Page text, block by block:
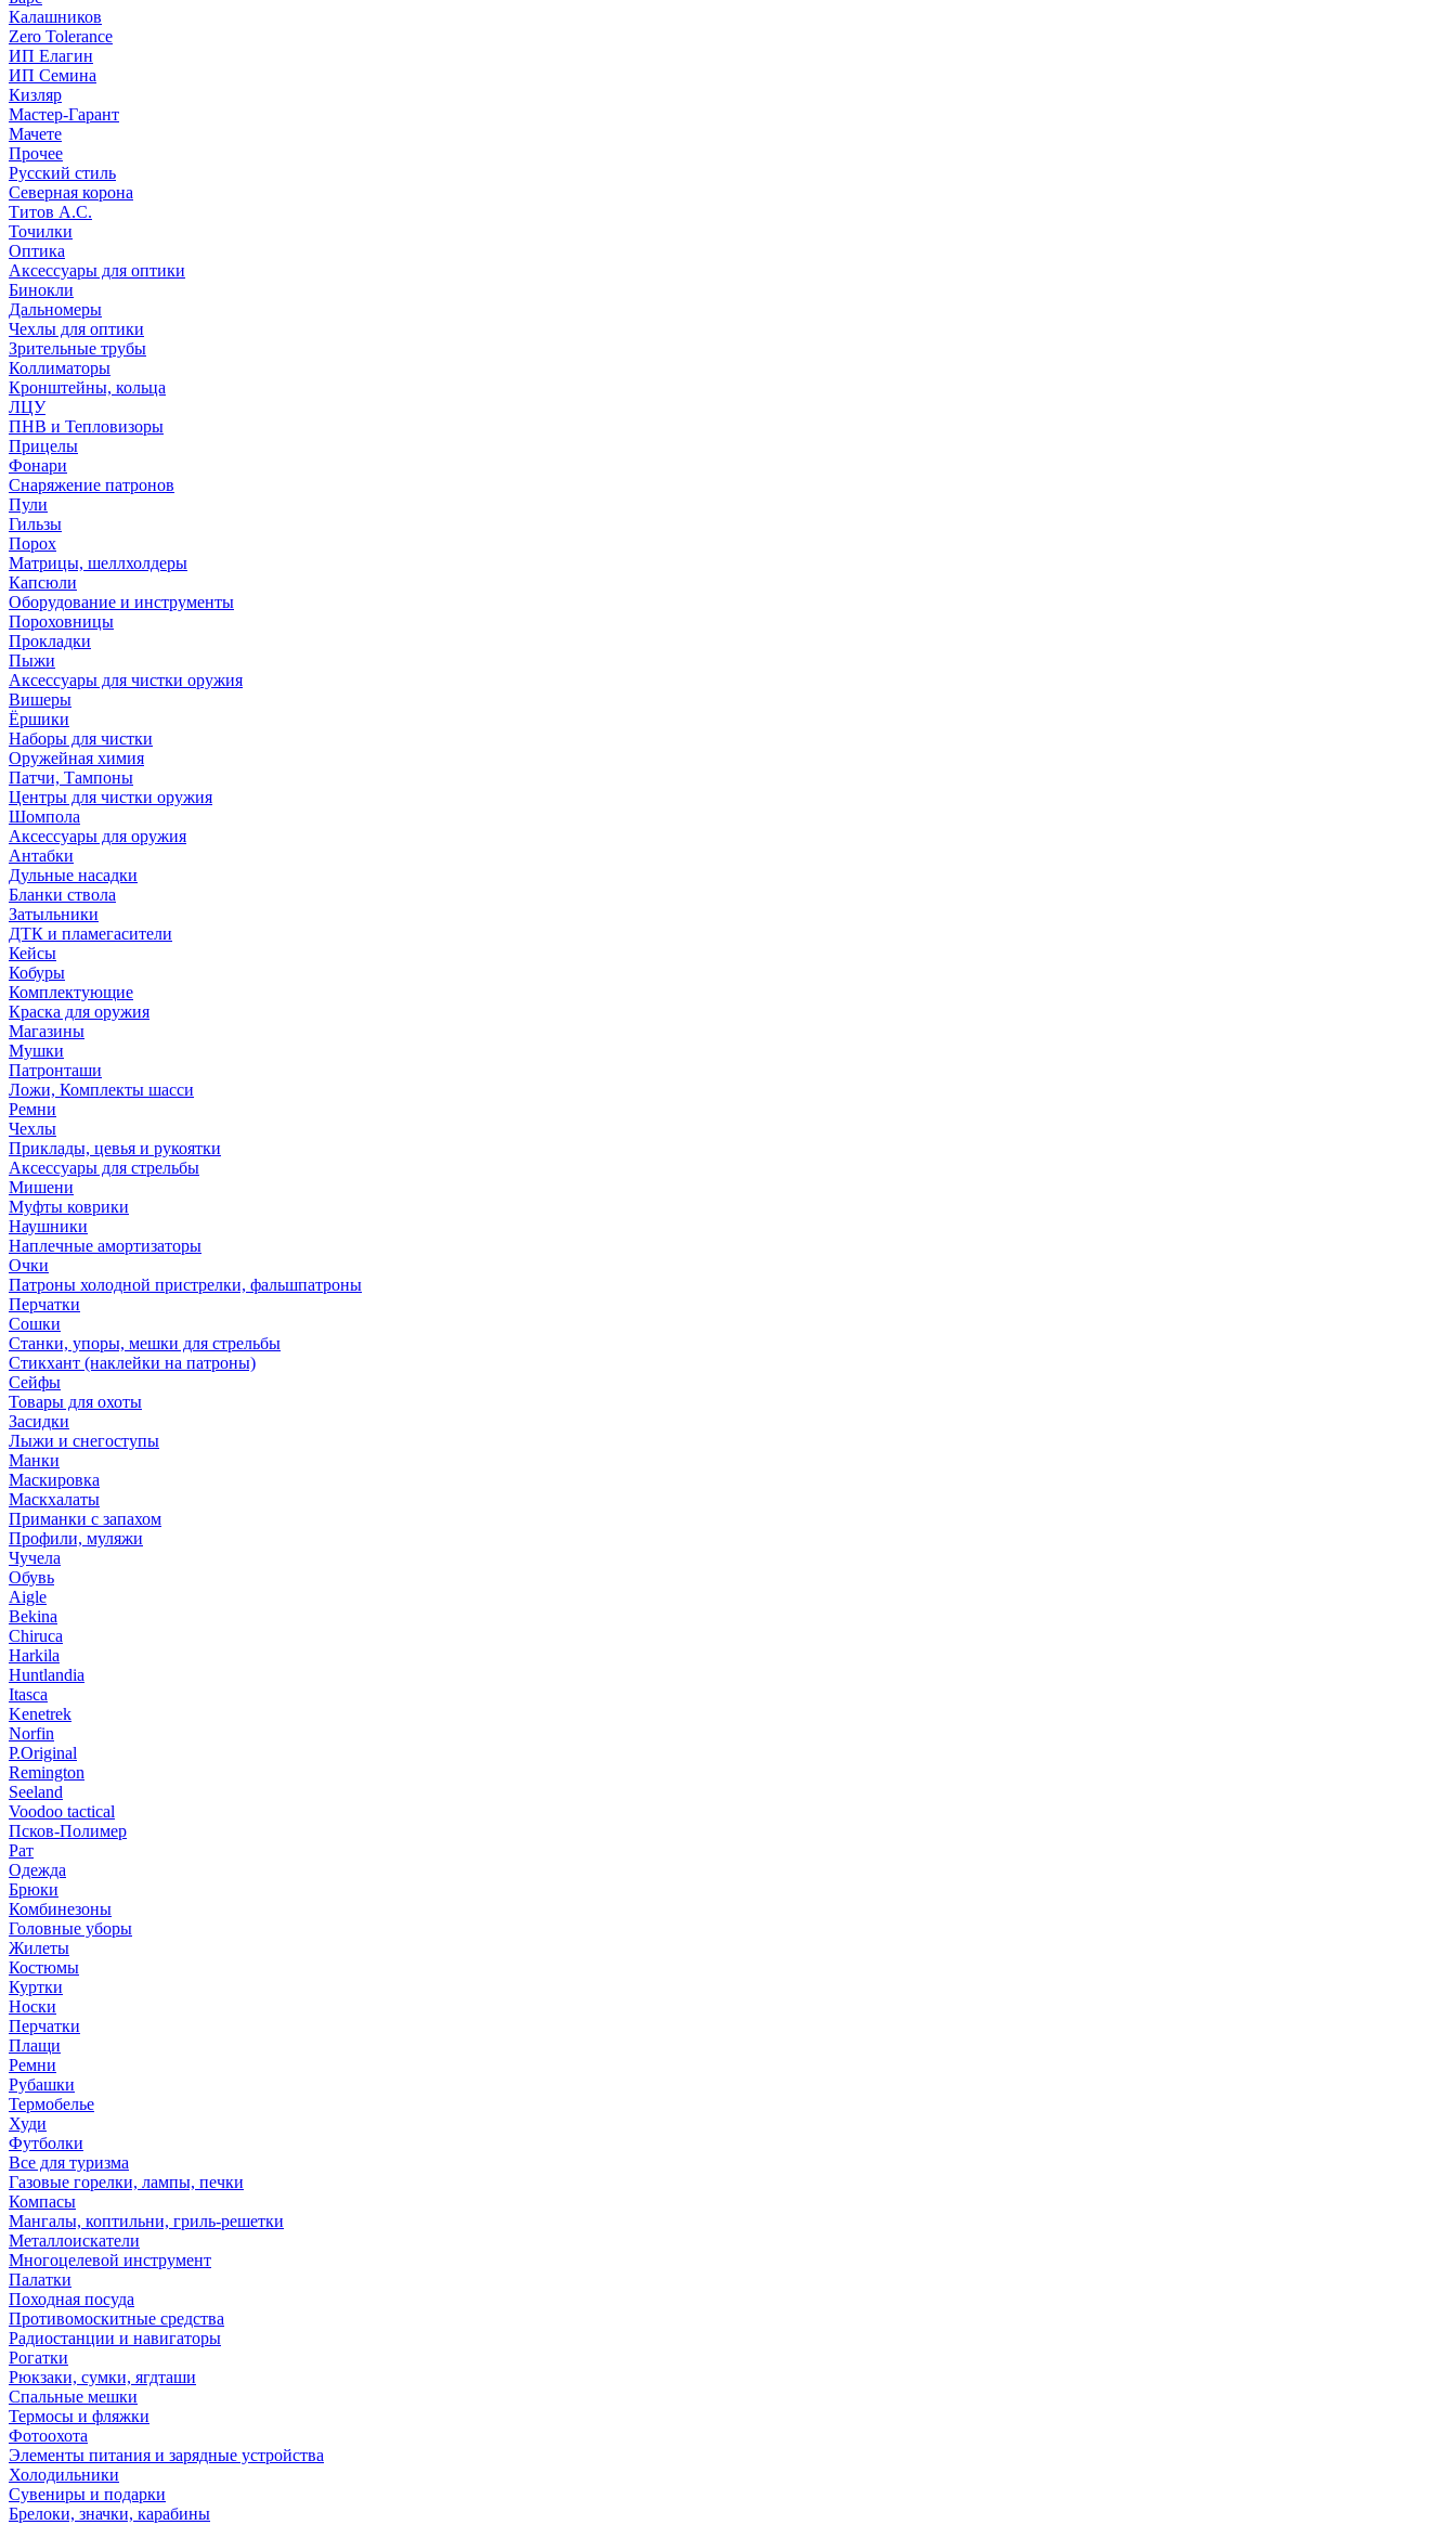
Калашников
Zero Tolerance
ИП Елагин
ИП Семина
Кизляр
Мастер-Гарант
Мачете
Прочее
Русский стиль
Северная корона
Титов А.С.
Точилки
Оптика
Аксессуары для оптики
Бинокли
Дальномеры
Чехлы для оптики
Зрительные трубы
Коллиматоры
Кронштейны, кольца
ЛЦУ
ПНВ и Тепловизоры
Прицелы
Фонари
Снаряжение патронов
Пули
Гильзы
Порох
Матрицы, шеллхолдеры
Капсюли
Оборудование и инструменты
Пороховницы
Прокладки
Пыжи
Аксессуары для чистки оружия
Вишеры
Ёршики
Наборы для чистки
Оружейная химия
Патчи, Тампоны
Центры для чистки оружия
Шомпола
Аксессуары для оружия
Антабки
Дульные насадки
Бланки ствола
Затыльники
ДТК и пламегасители
Кейсы
Кобуры
Комплектующие
Краска для оружия
Магазины
Мушки
Патронташи
Ложи, Комплекты шасси
Ремни
Чехлы
Приклады, цевья и рукоятки
Аксессуары для стрельбы
Мишени
Муфты коврики
Наушники
Наплечные амортизаторы
Очки
Патроны холодной пристрелки, фальшпатроны
Перчатки
Сошки
Станки, упоры, мешки для стрельбы
Стикхант (наклейки на патроны)
Сейфы
Товары для охоты
Засидки
Лыжи и снегоступы
Манки
Маскировка
Маскхалаты
Приманки с запахом
Профили, муляжи
Чучела
Обувь
Aigle
Bekina
Chiruсa
Harkila
Huntlandia
Itasca
Kenetrek
Norfin
P.Original
Remington
Seeland
Voodoo tactical
Псков-Полимер
Рат
Одежда
Брюки
Комбинезоны
Головные уборы
Жилеты
Костюмы
Куртки
Носки
Перчатки
Плащи
Ремни
Рубашки
Термобелье
Худи
Футболки
Все для туризма
Газовые горелки, лампы, печки
Компасы
Мангалы, коптильни, гриль-решетки
Металлоискатели
Многоцелевой инструмент
Палатки
Походная посуда
Противомоскитные средства
Радиостанции и навигаторы
Рогатки
Рюкзаки, сумки, ягдташи
Спальные мешки
Термосы и фляжки
Фотоохота
Элементы питания и зарядные устройства
Холодильники
Сувениры и подарки
Брелоки, значки, карабины